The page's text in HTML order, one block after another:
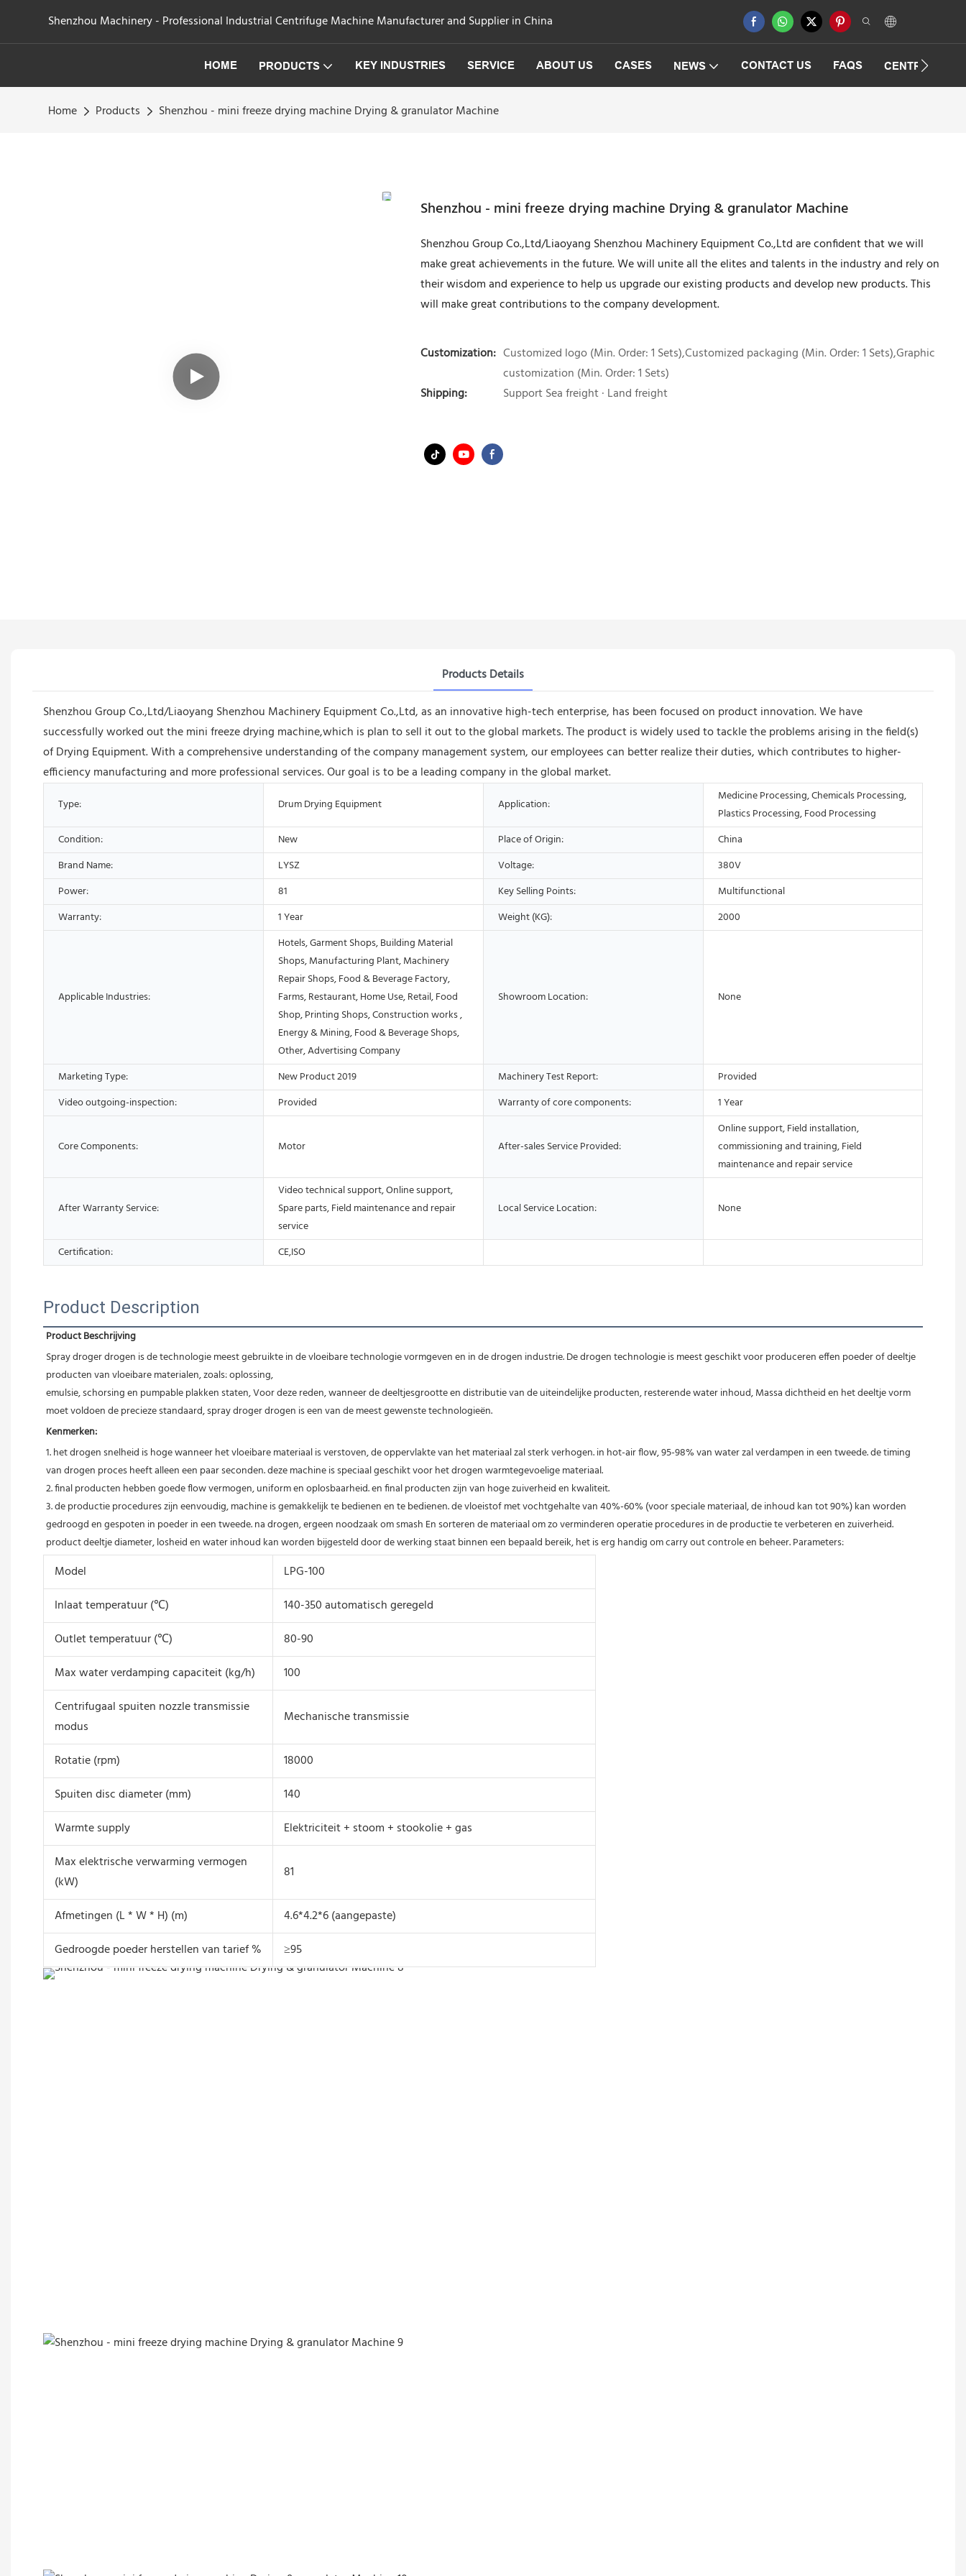
Shenzhou Machinery - Professional Industrial Centrifuge Machine Manufacturer and Supplier in China
HOME PRODUCTS KEY INDUSTRIES SERVICE ABOUT US CASES NEWS CONTACT US FAQS
Home Products Shenzhou - mini freeze drying machine Drying & granulator Machine
Shenzhou - mini freeze drying machine Drying & granulator Machine
Shenzhou Group Co.,Ltd/Liaoyang Shenzhou Machinery Equipment Co.,Ltd are confident that we will
make great achievements in the future. We will unite all the elites and talents in the industry and rely on
their wisdom and experience to help us upgrade our existing products and develop new products. This
will make great contributions to the company development.
Customization: Customized logo (Min. Order: 1 Sets),Customized packaging (Min. Order: 1 Sets),Graphic
customization (Min. Order: 1 Sets)
Shipping:
Support Sea freight · Land freight
Products Details
Shenzhou Group Co.,Ltd/Liaoyang Shenzhou Machinery Equipment Co.,Ltd, as an innovative high-tech enterprise, has been focused on product innovation. We have
successfully worked out the mini freeze drying machine,which is plan to sell it out to the global markets. The product is widely used to tackle the problems arising in the field(s)
of Drying Equipment. With a comprehensive understanding of the company management system, our employees can better realize their duties, which contributes to higher-
efficiency manufacturing and more professional services. Our goal is to be a leading company in the global market.
Type: Drum Drying Equipment Application:
Medicine Processing, Chemicals Processing,
Plastics Processing, Food Processing
Condition:
New Place of Origin:
China
Brand Name:
LYSZ Voltage:
380V
Power:
81 Key Selling Points:
Multifunctional
Warranty:
1 Year Weight (KG): 2000
Applicable Industries:
Hotels, Garment Shops, Building Material
Shops, Manufacturing Plant, Machinery
Repair Shops, Food & Beverage Factory,
Farms, Restaurant, Home Use, Retail, Food
Shop, Printing Shops, Construction works ,
Energy & Mining, Food & Beverage Shops,
Other, Advertising Company
Showroom Location: None
Marketing Type: New Product 2019 Machinery Test Report:
Provided
Video outgoing-inspection:
Provided Warranty of core components: 1 Year
Core Components: Motor After-sales Service Provided:
Online support, Field installation,
commissioning and training, Field
maintenance and repair service
After Warranty Service:
Video technical support, Online support,
Spare parts, Field maintenance and repair
service
Local Service Location: None
Certification: CE,ISO
Product Description
Product Beschrijving
Spray droger drogen is de technologie meest gebruikte in de vloeibare technologie vormgeven en in de drogen industrie. De drogen technologie is meest geschikt voor produceren effen poeder of deeltje
producten van vloeibare materialen, zoals: oplossing,
emulsie, schorsing en pumpable plakken staten, Voor deze reden, wanneer de deeltjesgrootte en distributie van de uiteindelijke producten, resterende water inhoud, Massa dichtheid en het deeltje vorm
moet voldoen de precieze standaard, spray droger drogen is een van de meest gewenste technologieën.
Kenmerken:
1. het drogen snelheid is hoge wanneer het vloeibare materiaal is verstoven, de oppervlakte van het materiaal zal sterk verhogen. in hot-air flow, 95-98% van water zal verdampen in een tweede. de timing
van drogen proces heeft alleen een paar seconden. deze machine is speciaal geschikt voor het drogen warmtegevoelige materiaal.
2. final producten hebben goede flow vermogen, uniform en oplosbaarheid. en final producten zijn van hoge zuiverheid en kwaliteit.
3. de productie procedures zijn eenvoudig, machine is gemakkelijk te bedienen en te bedienen. de vloeistof met vochtgehalte van 40%-60% (voor speciale materiaal, de inhoud kan tot 90%) kan worden
gedroogd en gespoten in poeder in een tweede. na drogen, ergeen noodzaak om smash En sorteren de materiaal om zo verminderen operatie procedures in de productie te verbeteren en zuiverheid.
product deeltje diameter, losheid en water inhoud kan worden bijgesteld door de werking staat binnen een bepaald bereik, het is erg handig om carry out controle en beheer. Parameters:
Model
LPG-100
Inlaat temperatuur (℃)
140-350 automatisch geregeld
Outlet temperatuur (℃)
80-90
Max water verdamping capaciteit (kg/h)
100
Centrifugaal spuiten nozzle transmissie
modus
Mechanische transmissie
Rotatie (rpm)
18000
Spuiten disc diameter (mm)
140
Warmte supply
Elektriciteit + stoom + stookolie + gas
Max elektrische verwarming vermogen
(kW)
81
Afmetingen (L * W * H) (m)
4.6*4.2*6 (aangepaste)
Gedroogde poeder herstellen van tarief %
≥95